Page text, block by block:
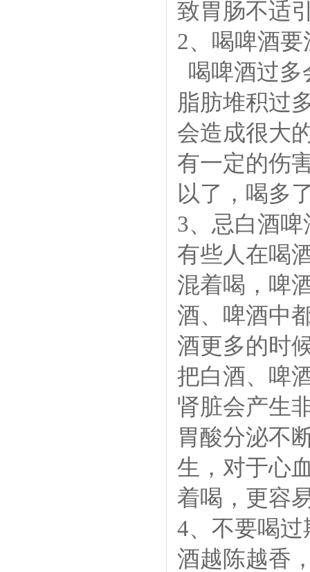
致胃肠不适
2、喝啤酒
喝啤酒过
脂肪堆积过
会造成很大
有一定的伤
以了，喝多
3、忌白酒
有些人在喝
混着喝，啤
酒、啤酒中
酒更多的时
把白酒、啤
肾脏会产生
胃酸分泌不
生，对于心
着喝，更容
4、不要喝过
酒越陈越香